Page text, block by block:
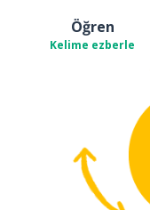
Öğren
Kelime ezberle